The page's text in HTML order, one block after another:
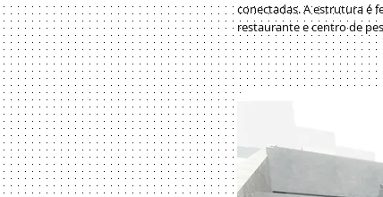
conectadas.A estrutura é
restaurante e centro de